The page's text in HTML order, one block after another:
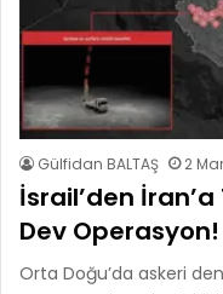
Gülfidan BALTAŞ 2
İsrail’den
Dev Operasyon!
Orta Doğu’da askeri